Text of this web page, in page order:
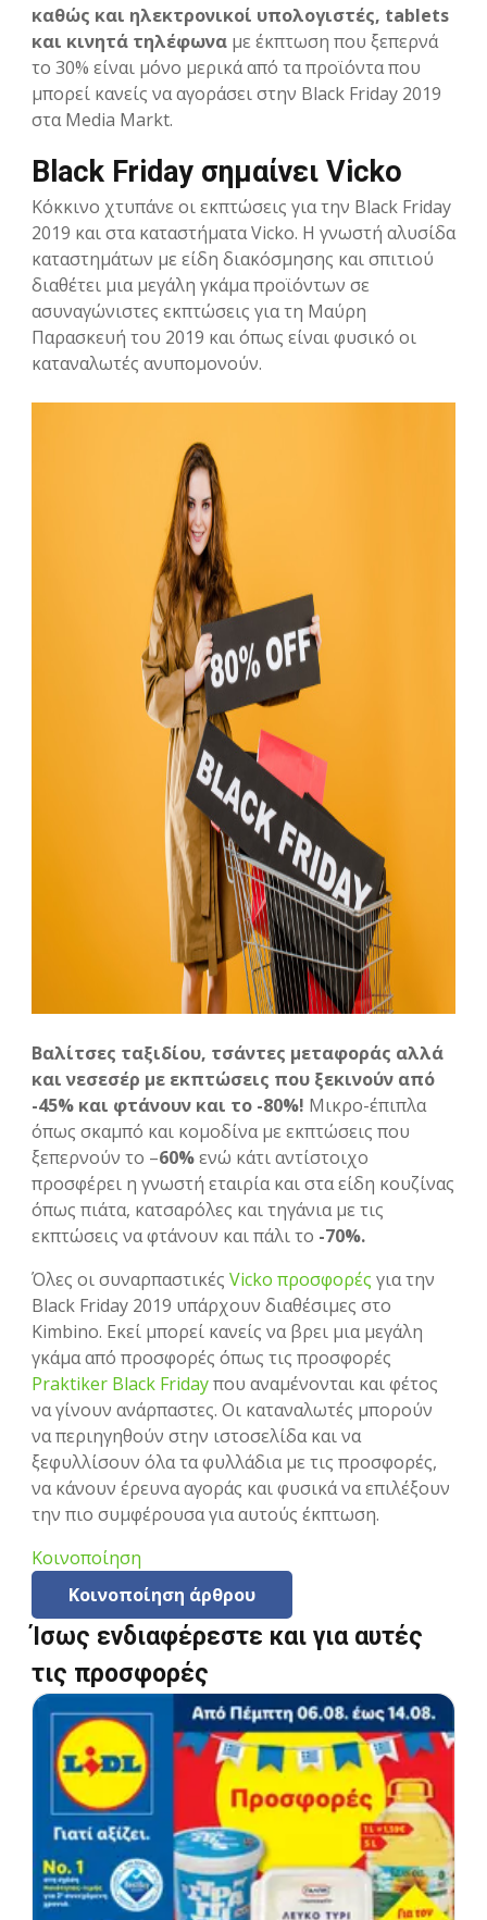
καθώς και ηλεκτρονικοί υπολογιστές, tablets
και κινητά τηλέφωνα με έκπτωση που ξεπερνά
το 30% είναι μόνο μερικά από τα προϊόντα που
μπορεί κανείς να αγοράσει στην Black Friday 2019
στα Media Markt.
Black Friday σημαίνει Vicko
Κόκκινο χτυπάνε οι εκπτώσεις για την Black Friday
2019 και στα καταστήματα Vicko. Η γνωστή αλυσίδα
καταστημάτων με είδη διακόσμησης και σπιτιού
διαθέτει μια μεγάλη γκάμα προϊόντων σε
ασυναγώνιστες εκπτώσεις για τη Μαύρη
Παρασκευή του 2019 και όπως είναι φυσικό οι
καταναλωτές ανυπομονούν.
Βαλίτσες ταξιδίου, τσάντες μεταφοράς αλλά
και νεσεσέρ με εκπτώσεις που ξεκινούν από
-45% και φτάνουν και το -80%! Μικρο-έπιπλα
όπως σκαμπό και κομοδίνα με εκπτώσεις που
ξεπερνούν το –60%ενώ κάτι αντίστοιχο
προσφέρει η γνωστή εταιρία και στα είδη κουζίνας
όπως πιάτα, κατσαρόλες και τηγάνια με τις
εκπτώσεις να φτάνουν και πάλι το -70%.
Όλες οι συναρπαστικές Vicko προσφορές για την
Black Friday 2019 υπάρχουν διαθέσιμες στο
Kimbino. Εκεί μπορεί κανείς να βρει μια μεγάλη
γκάμα από προσφορές όπως τις προσφορές
Praktiker Black Fridayπου αναμένονται και φέτος
να γίνουν ανάρπαστες. Οι καταναλωτές μπορούν
να περιηγηθούν στην ιστοσελίδα και να
ξεφυλλίσουν όλα τα φυλλάδια με τις προσφορές,
να κάνουν έρευνα αγοράς και φυσικά να επιλέξουν
την πιο συμφέρουσα για αυτούς έκπτωση.
Κοινοποίηση
Κοινοποίηση άρθρου
Ίσως ενδιαφέρεστε και για αυτές
τις προσφορές